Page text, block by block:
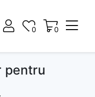
0
0 0
pentru